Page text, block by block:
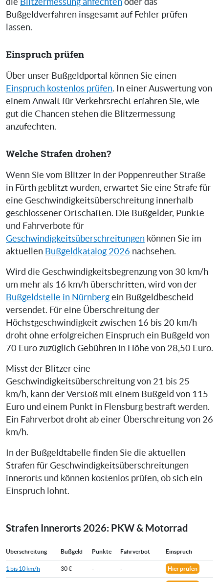
die Blitzermessung anfechten oder das
Bußgeldverfahren insgesamt auf Fehler prüfen
lassen.
Einspruch prüfen
Über unser Bußgeldportal können Sie einen
Einspruch kostenlos prüfen. In einer Auswertung von
einem Anwalt für Verkehrsrecht erfahren Sie, wie
gut die Chancen stehen die Blitzermessung
anzufechten.
Welche Strafen drohen?
Wenn Sie vom Blitzer In der Poppenreuther Straße
in Fürth geblitzt wurden, erwartet Sie eine Strafe für
eine Geschwindigkeitsüberschreitung innerhalb
geschlossener Ortschaften. Die Bußgelder, Punkte
und Fahrverbote für
Geschwindigkeitsüberschreitungen können Sie im
aktuellen Bußgeldkatalog 2026 nachsehen.
Wird die Geschwindigkeitsbegrenzung von 30 km/h
um mehr als 16 km/h überschritten, wird von der
Bußgeldstelle in Nürnberg ein Bußgeldbescheid
versendet. Für eine Überschreitung der
Höchstgeschwindigkeit zwischen 16 bis 20 km/h
droht ohne erfolgreichen Einspruch ein Bußgeld von
70 Euro zuzüglich Gebühren in Höhe von 28,50 Euro.
Misst der Blitzer eine
Geschwindigkeitsüberschreitung von 21 bis 25
km/h, kann der Verstoß mit einem Bußgeld von 115
Euro und einem Punkt in Flensburg bestraft werden.
Ein Fahrverbot droht ab einer Überschreitung von 26
km/h.
In der Bußgeldtabelle finden Sie die aktuellen
Strafen für Geschwindigkeitsüberschreitungen
innerorts und können kostenlos prüfen, ob sich ein
Einspruch lohnt.
Strafen Innerorts 2026: PKW & Motorrad
Überschreitung Bußgeld Punkte Fahrverbot Einspruch
1 bis 10 km/h 30 € - - Hier prüfen